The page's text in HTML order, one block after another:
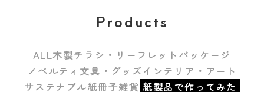
Products
ALL木製チラシ・リーフレット パッケージ
ノベルティ 文具・グッズ インテリア・アート
サステナブル紙冊子雑貨 紙製品で作ってみた